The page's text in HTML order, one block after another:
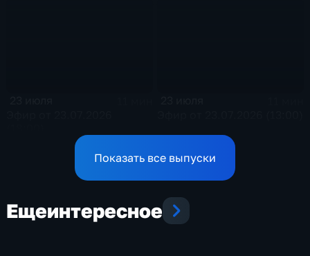
Показать все выпуски
Ещеинтересное